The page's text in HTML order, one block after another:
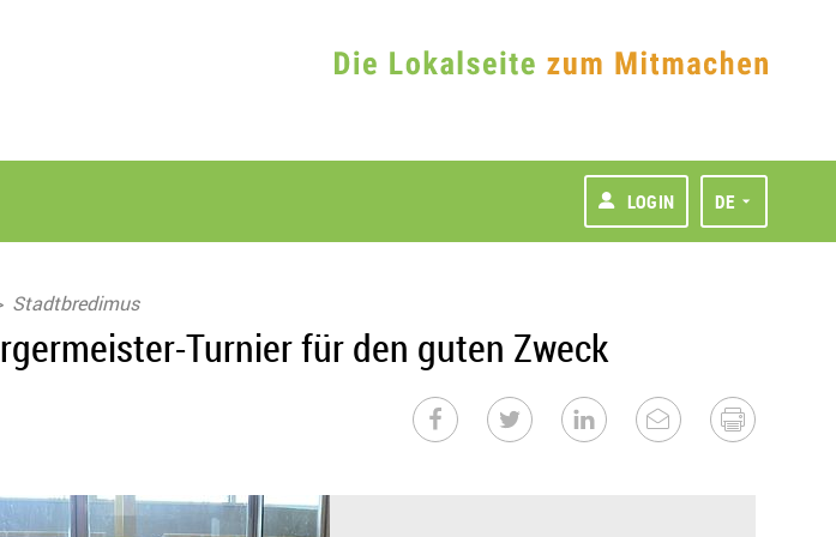
LOGIN DE
Stadtbredimus
Turnier für den guten Zweck